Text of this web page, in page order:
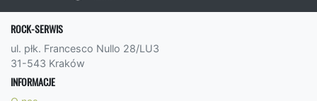
ROCK-SERWIS
ul. płk. Francesco Nullo 28/LU3
31-543 Kraków
INFORMACJE